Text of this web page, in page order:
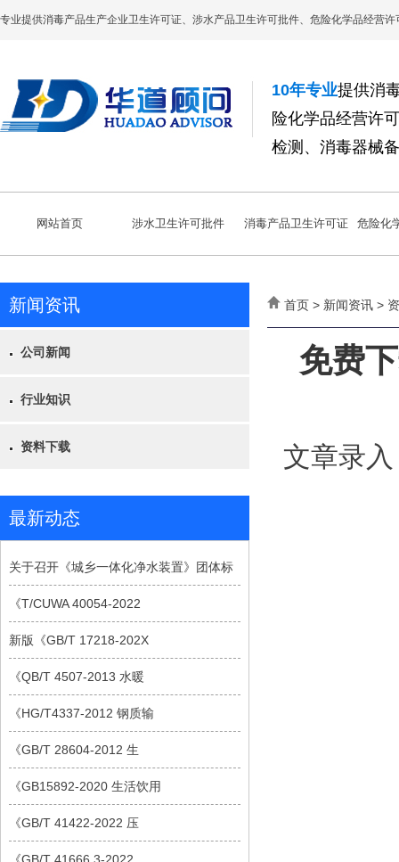
专业提供消毒产品生产企业卫生许可证、涉水产品卫生许可批件、危险化学品经营
10年专业提供消
险化学品经营许
检测、消毒器械
网站首页 涉水卫生许可批件 消毒产品卫生许可证 危险化
新闻资讯
公司新闻
行业知识
资料下载
最新动态
关于召开《城乡一体化净水装置》团体标
《T/CUWA 40054-2022
新版《GB/T 17218-202X
《QB/T 4507-2013 水暖
《HG/T4337-2012 钢质输
《GB/T 28604-2012 生
《GB15892-2020 生活饮用
《GB/T 41422-2022 压
首页 > 新闻资讯 >
免费
文章录